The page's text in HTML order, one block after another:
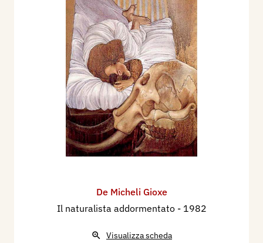
De Micheli Gioxe
Il naturalista addormentato - 1982
Visualizza scheda